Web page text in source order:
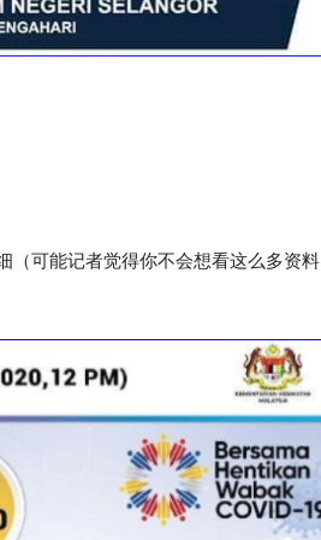
（可能记者觉得你不会想看这么多资料